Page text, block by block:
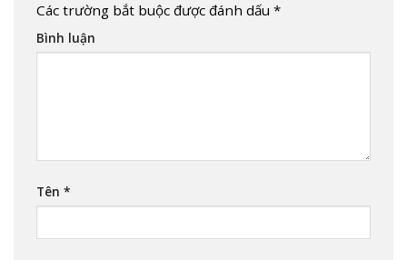
Các trường bắt buộc được đánh dấu *
Bình luận
Tên *